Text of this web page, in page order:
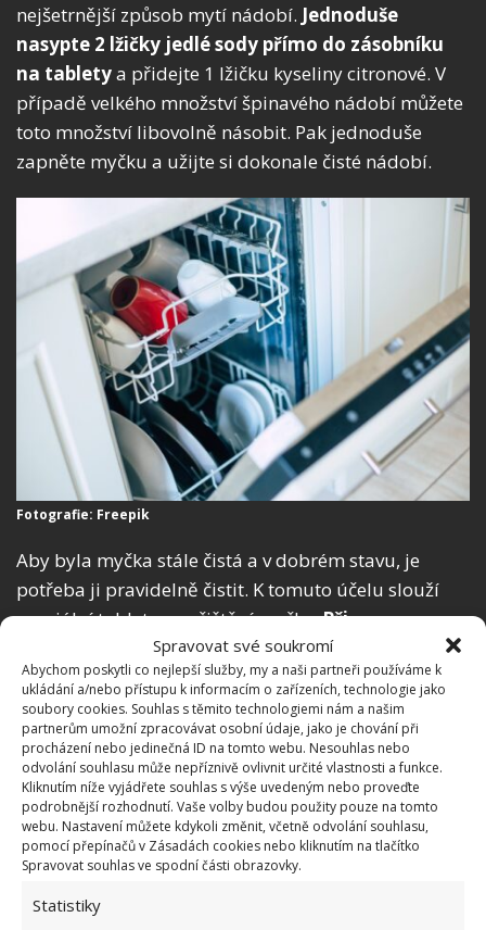
Spravovat své soukromí
Abychom poskytli co nejlepší služby, my a naši partneři používáme k
ukládání a/nebo přístupu k informacím o zařízeních, technologie jako
soubory cookies. Souhlas s těmito technologiemi nám a našim
partnerům umožní zpracovávat osobní údaje, jako je chování při
procházení nebo jedinečná ID na tomto webu. Nesouhlas nebo
odvolání souhlasu může nepříznivě ovlivnit určité vlastnosti a funkce.
Kliknutím níže vyjádřete souhlas s výše uvedeným nebo proveďte
podrobnější rozhodnutí. Vaše volby budou použity pouze na tomto
webu. Nastavení můžete kdykoli změnit, včetně odvolání souhlasu,
pomocí přepínačů v Zásadách cookies nebo kliknutím na tlačítko
Spravovat souhlas ve spodní části obrazovky.
Statistiky
nejšetrnější způsob mytí nádobí. Jednoduše
nasypte 2 lžičky jedlé sody přímo do zásobníku
na tabletya přidejte 1 lžičku kyseliny citronové. V
případě velkého množství špinavého nádobí můžete
toto množství libovolně násobit. Pak jednoduše
zapněte myčku a užijte si dokonale čisté nádobí.
Fotografie: Freepik
Aby byla myčka stále čistá a v dobrém stavu, je
potřeba ji pravidelně čistit. K tomuto účelu slouží
speciální tablety pro čištění myčky.Při
dlouhodobém zanedbávání pravidelného čištění
tohoto přístrojemůže dojít ke snížení jeho
funkčnosti nebo k jeho úplnému poškození. Tablety
na čištění myčky koupíte v běžných obchodech. Stačí
pak jen na myčce zapnout čisticí program a o vše
bude postaráno.